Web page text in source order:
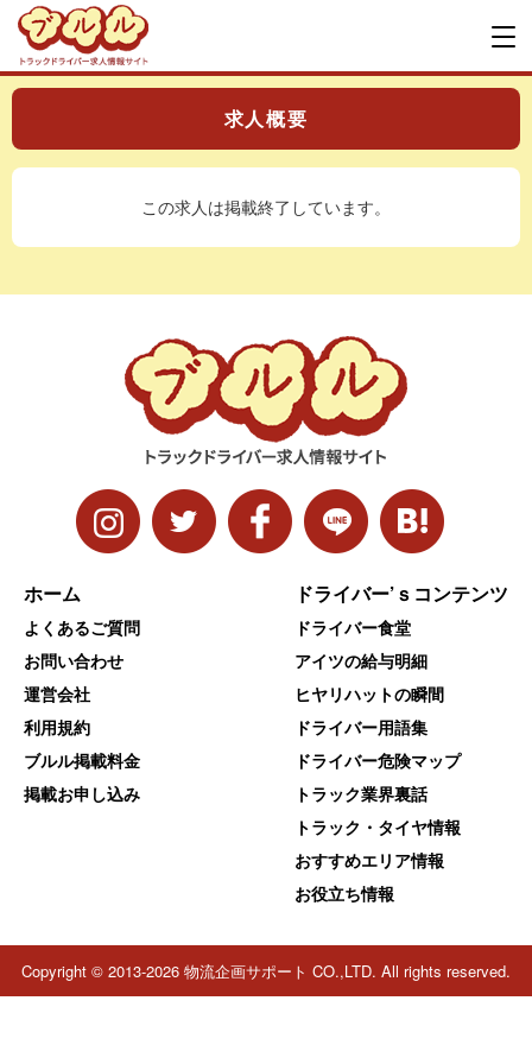
求人概要
この求人は掲載終了しています。
ホーム
よくあるご質問
お問い合わせ
運営会社
利用規約
ブルル掲載料金
掲載お申し込み
ドライバー’ｓコンテンツ
ドライバー食堂
アイツの給与明細
ヒヤリハットの瞬間
ドライバー用語集
ドライバー危険マップ
トラック業界裏話
トラック・タイヤ情報
おすすめエリア情報
お役立ち情報
Copyright © 2013-2026 物流企画サポート CO.,LTD. All rights reserved.